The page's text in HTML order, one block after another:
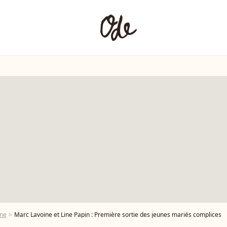
Marc Lavoine et Line Papin : Première sortie des jeunes mariés complices